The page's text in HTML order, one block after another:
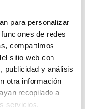
para personalizar
de redes
compartimos
sitio web con
publicidad y análisis
otra información
recopilado a
servicios.
d"Or 5,5L
49559